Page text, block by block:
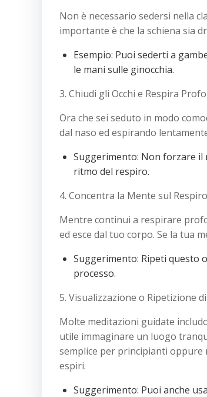
Non è necessario sedersi nella
importante è che la schiena sia
Esempio: Puoi sederti a
le mani sulle ginocchia.
3. Chiudi gli Occhi e Respira
Ora che sei seduto in modo
dal naso ed espirando
Suggerimento: Non forzare il
ritmo del respiro.
4. Concentra la Mente sul Respiro
Mentre continui a respirare
ed esce dal tuo corpo. Se la tua
Suggerimento: Ripeti questo
processo.
5. Visualizzazione o Ripetizione
Molte meditazioni guidate
utile immaginare un luogo
semplice per principianti oppure
espiri.
Suggerimento: Puoi anche